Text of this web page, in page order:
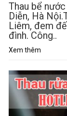
Thau bể
Diễn, Hà
Liêm, đem
đình. Công..
Xem thêm